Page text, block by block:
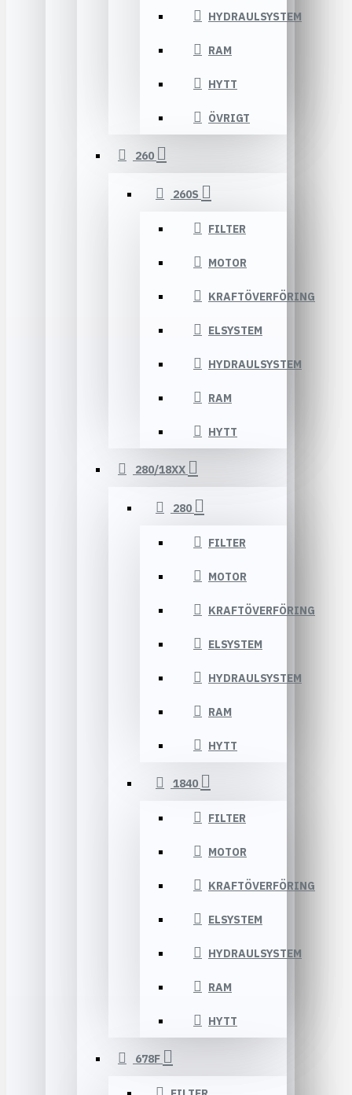
HYDRAULSYSTEM
RAM
HYTT
ÖVRIGT
260
260S
FILTER
MOTOR
KRAFTÖVERFÖRING
ELSYSTEM
HYDRAULSYSTEM
RAM
HYTT
280/18XX
280
FILTER
MOTOR
KRAFTÖVERFÖRING
ELSYSTEM
HYDRAULSYSTEM
RAM
HYTT
1840
FILTER
MOTOR
KRAFTÖVERFÖRING
ELSYSTEM
HYDRAULSYSTEM
RAM
HYTT
678F